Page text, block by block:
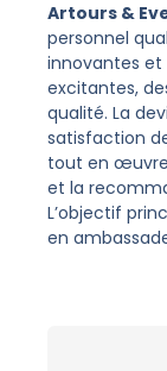
Artours &
personnel
innovantes et
excitantes,
qualité. La
satisfaction
tout en
et la
L’objectif
en